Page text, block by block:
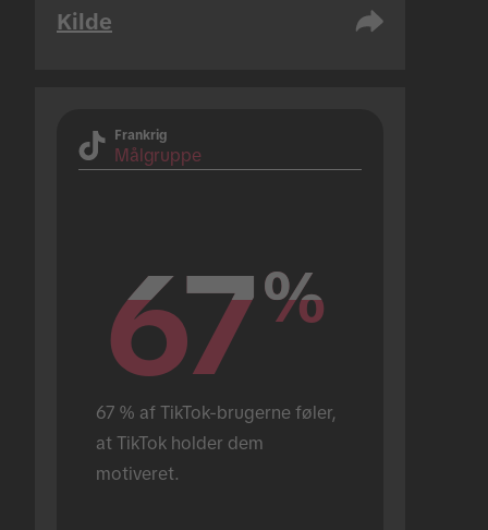
Kilde
Frankrig
Målgruppe
67%
67%
67 % af TikTok-brugerne føler,
at TikTok holder dem
motiveret.